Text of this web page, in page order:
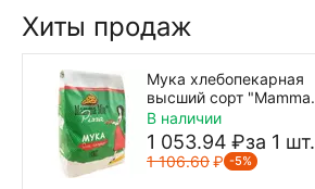
Хиты продаж
Мука хлебопекарная
высший сорт "Mamma
Mia Pizza" 10 кг
В наличии
1 053.94 ₽за 1 шт.
1 106.60₽ -5%